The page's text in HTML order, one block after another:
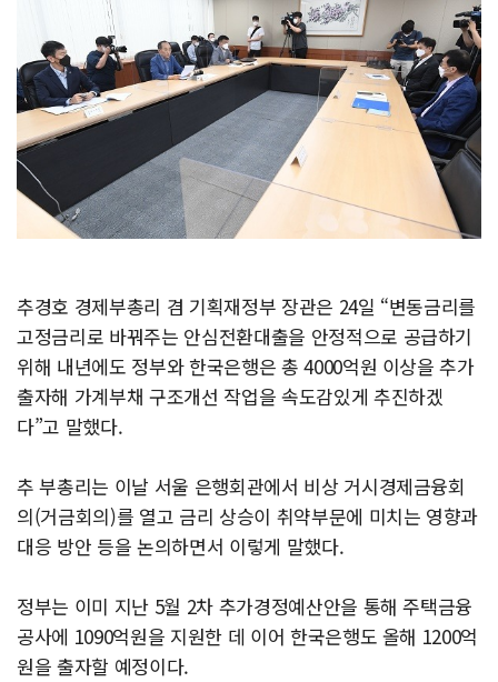
추경호 경제부총리 겸 기획재정부 장관은 24일 “변동금리를
고정금리로 바꿔주는 안심전환대출을 안정적으로 공급하기
위해 내년에도 정부와 한국은행은 총 4000억원 이상을 추가
출자해 가계부채 구조개선 작업을 속도감있게 추진하겠
다”고 말했다.
추 부총리는 이날 서울 은행회관에서 비상 거시경제금융회
의(거금회의)를 열고 금리 상승이 취약부문에 미치는 영향과
대응 방안 등을 논의하면서 이렇게 말했다.
정부는 이미 지난 5월 2차 추가경정예산안을 통해 주택금융
공사에 1090억원을 지원한 데 이어 한국은행도 올해 1200억
원을 출자할 예정이다.